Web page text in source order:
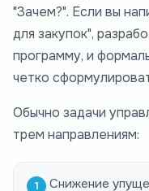
"Зачем?". Если вы
для закупок",
программу, и
четко
Обычно задачи
трем направлениям:
Снижение